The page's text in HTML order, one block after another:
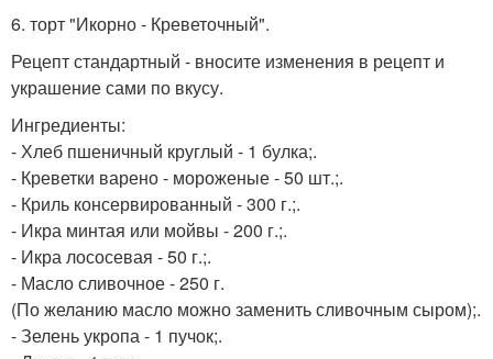
6. торт "Икорно - Креветочный".
Рецепт стандартный - вносите изменения в рецепт и
украшение сами по вкусу.
Ингредиенты:
- Хлеб пшеничный круглый - 1 булка;.
- Креветки варено - мороженые - 50 шт.;.
- Криль консервированный - 300 г.;.
- Икра минтая или мойвы - 200 г.;.
- Икра лососевая - 50 г.;.
- Масло сливочное - 250 г.
(По желанию масло можно заменить сливочным сыром);.
- Зелень укропа - 1 пучок;.